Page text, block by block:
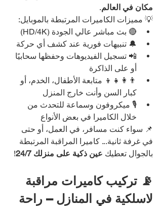
مكان في العالم.
💡 مميزات الكاميرات المرتبطة بالموبايل:
🔴 بث مباشر عالي الجودة (HD/4K)
🔔 تنبيهات فورية عند كشف أي حركة
📲 تسجيل الفيديوهات وحفظها سحابيًا
أو على الذاكرة
👨‍👩‍👧‍👦 متابعة الأطفال، الخدم، أو
كبار السن وأنت خارج المنزل
🎙️ ميكروفون وسماعة للتحدث من
خلال الكاميرا في بعض الأنواع
📌 سواء كنت مسافر، في العمل، أو حتى
في غرفة ثانية... كاميرا المراقبة المرتبطة
بالجوال تعطيك عين ذكية على منزلك 24/7 !
📡 تركيب كاميرات مراقبة
لاسلكية في المنازل – راحة